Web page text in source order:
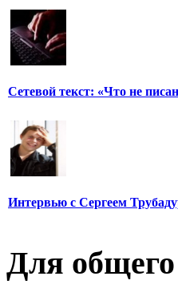
Сетевой текст: «Что не
Интервью с Сергеем
Для общего